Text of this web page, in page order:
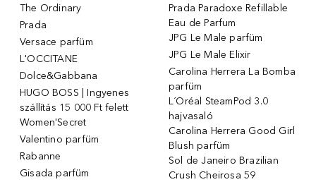
The Ordinary
Prada
Versace parfüm
L'OCCITANE
Dolce&Gabbana
HUGO BOSS | Ingyenes
szállítás 15 000 Ft felett
Women'Secret
Valentino parfüm
Rabanne
Gisada parfüm
Prada Paradoxe Refillable
Eau de Parfum
JPG Le Male parfüm
JPG Le Male Elixir
Carolina Herrera La Bomba
parfüm
L´Oréal SteamPod 3.0
hajvasaló
Carolina Herrera Good Girl
Blush parfüm
Sol de Janeiro Brazilian
Crush Cheirosa 59